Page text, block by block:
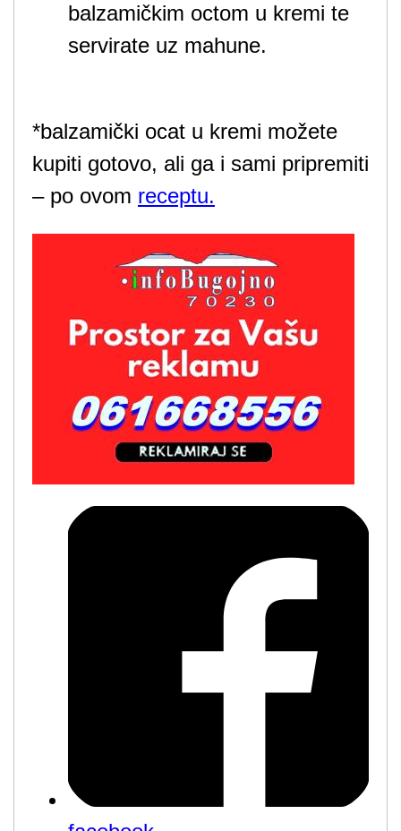
balzamičkim octom u kremi te
servirate uz mahune.
*balzamički ocat u kremi možete
kupiti gotovo, ali ga i sami pripremiti
– po ovom receptu.